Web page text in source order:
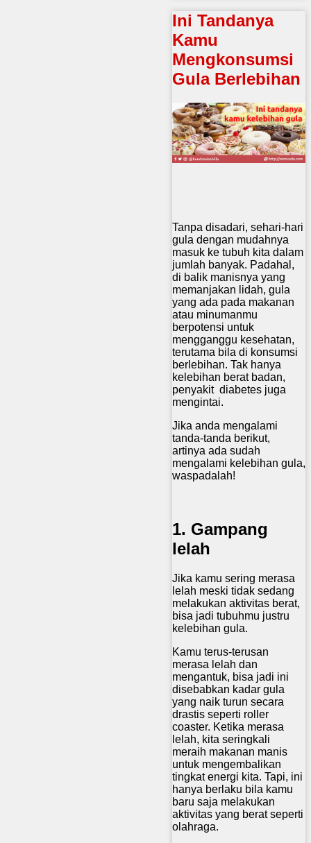
Ini Tandanya
Kamu
Mengkonsumsi
Gula Berlebihan
Tanpa disadari, sehari-hari
gula dengan mudahnya
masuk ke tubuh kita dalam
jumlah banyak. Padahal,
di balik manisnya yang
memanjakan lidah, gula
yang ada pada makanan
atau minumanmu
berpotensi untuk
mengganggu kesehatan,
terutama bila di konsumsi
berlebihan. Tak hanya
kelebihan berat badan,
penyakit diabetes juga
mengintai.
Jika anda mengalami
tanda-tanda berikut,
artinya ada sudah
mengalami kelebihan gula,
waspadalah!
1. Gampang
lelah
Jika kamu sering merasa
lelah meski tidak sedang
melakukan aktivitas berat,
bisa jadi tubuhmu justru
kelebihan gula.
Kamu terus-terusan
merasa lelah dan
mengantuk, bisa jadi ini
disebabkan kadar gula
yang naik turun secara
drastis seperti roller
coaster. Ketika merasa
lelah, kita seringkali
meraih makanan manis
untuk mengembalikan
tingkat energi kita. Tapi, ini
hanya berlaku bila kamu
baru saja melakukan
aktivitas yang berat seperti
olahraga.